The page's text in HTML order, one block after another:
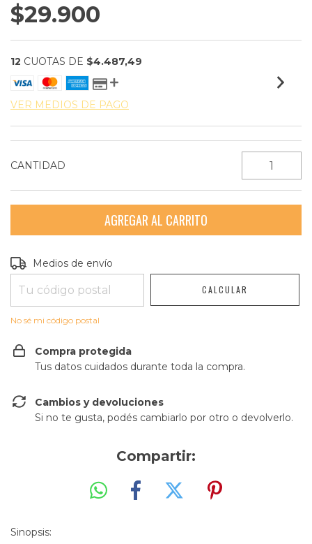
$29.900
12 CUOTAS DE $4.487,49
VER MEDIOS DE PAGO
CANTIDAD
Entregas para el CP:
Medios de envío
CALCULAR
No sé mi código postal
Compra protegida
Tus datos cuidados durante toda la compra.
Cambios y devoluciones
Si no te gusta, podés cambiarlo por otro o devolverlo.
Compartir:
Sinopsis: